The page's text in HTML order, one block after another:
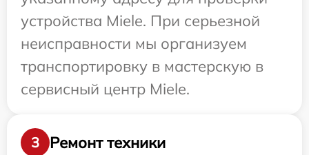
устройства Miele. При серьезной
неисправности мы организуем
транспортировку в мастерскую в
сервисный центр Miele.
3
Ремонт техники